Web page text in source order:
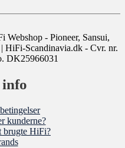
Webshop - Pioneer, Sansui,
| HiFi-Scandinavia.dk - Cvr. nr.
DK25966031
kunderne?
brugte HiFi?